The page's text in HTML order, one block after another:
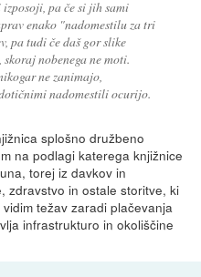
pa če si jih sami
enako "nadomestilu za tri
pa tudi če daš gor slike
nobenega ne moti.
ne zanimajo,
nadomestili ocurijo.
splošno družbeno
na podlagi katerega knjižnice
torej iz davkov in
zdravstvo in ostale storitve, ki
težav zaradi plačevanja
infrastrukturo in okoliščine